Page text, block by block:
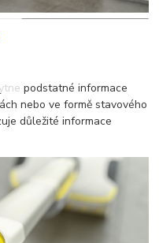
podstatné informace
nebo ve formě stavového
důležité informace